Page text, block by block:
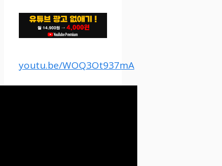
youtu.be/WOQ3Ot937mA